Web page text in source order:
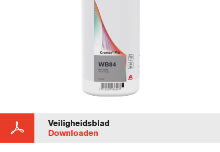
Veiligheidsblad
Downloaden